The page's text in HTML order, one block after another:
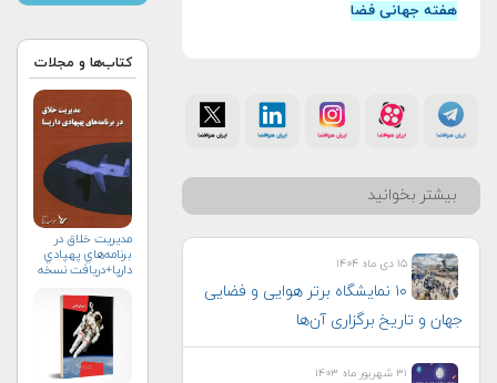
هفته جهانی فضا
بیشتر بخوانید
۱۵ دی ماه ۱۴۰۴
۱۰ نمایشگاه برتر هوایی و فضایی
جهان و تاریخ برگزاری آن‌ها
۳۱ شهریور ماه ۱۴۰۳
کتاب‌ها و مجلات
مديريت خلاق در
برنامه‌هاي پهپادي
دارپا+دریافت نسخه‌